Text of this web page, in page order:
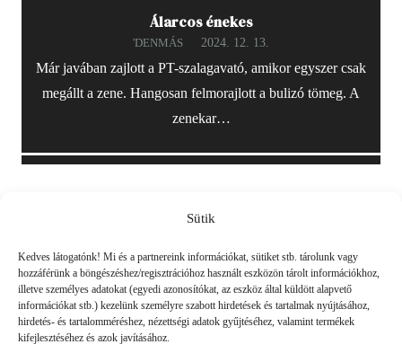
Sütik
Kedves látogatónk! Mi és a partnereink információkat, sütiket stb. tárolunk vagy
hozzáférünk a böngészéshez/regisztrációhoz használt eszközön tárolt információkhoz,
illetve személyes adatokat (egyedi azonosítókat, az eszköz által küldött alapvető
információkat stb.) kezelünk személyre szabott hirdetések és tartalmak nyújtásához,
hirdetés- és tartalomméréshez, nézettségi adatok gyűjtéséhez, valamint termékek
kifejlesztéséhez és azok javításához.
Álarcos énekes
'DENMÁS 2024. 12. 13.
Már javában zajlott a PT-szalagavató, amikor egyszer csak
megállt a zene. Hangosan felmorajlott a bulizó tömeg. A
zenekar…
Friss